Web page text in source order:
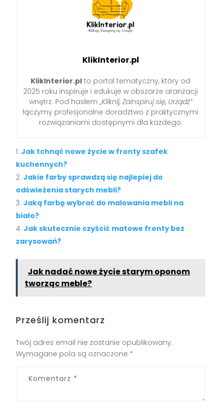
KlikInterior.pl
KlikInterior.pl to portal tematyczny, który od
2025 roku inspiruje i edukuje w obszarze aranżacji
wnętrz. Pod hasłem „Kliknij, Zainspiruj się, Urządź”
łączymy profesjonalne doradztwo z praktycznymi
rozwiązaniami dostępnymi dla każdego.
Jak tchnąć nowe życie w fronty szafek
kuchennych?
Jakie farby sprawdzą się najlepiej do
odświeżenia starych mebli?
Jaką farbę wybrać do malowania mebli na
biało?
Jak skutecznie czyścić matowe fronty bez
zarysowań?
Jak nadać nowe życie starym oponom
tworząc meble?
Prześlij komentarz
Twój adres email nie zostanie opublikowany.
Wymagane pola są oznaczone *